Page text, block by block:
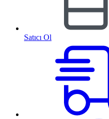
Satıcı Ol